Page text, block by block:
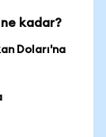
kadar?
Doları'na